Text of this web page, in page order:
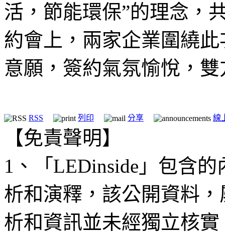
活，節能環保”的理念，
約會上，兩家企業圍繞
意願，簽約氣氛愉悅，
RSS 列印 分享 線
【免責聲明】
1、「LEDinside」包含
析和演釋，該公開資料
析和資訊並未經獨立核